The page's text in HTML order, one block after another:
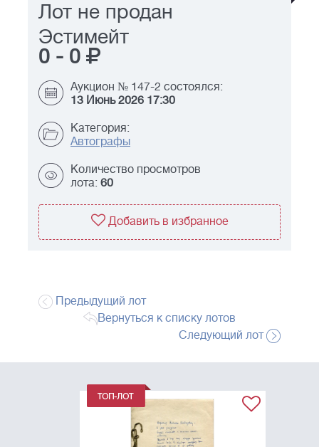
Лот не продан
Эстимейт
0 - 0
Аукцион № 147-2 состоялся:
13 Июнь 2026 17:30
Категория:
Автографы
Количество просмотров
лота: 60
Добавить в избранное
Предыдущий лот
Вернуться к списку лотов
Следующий лот